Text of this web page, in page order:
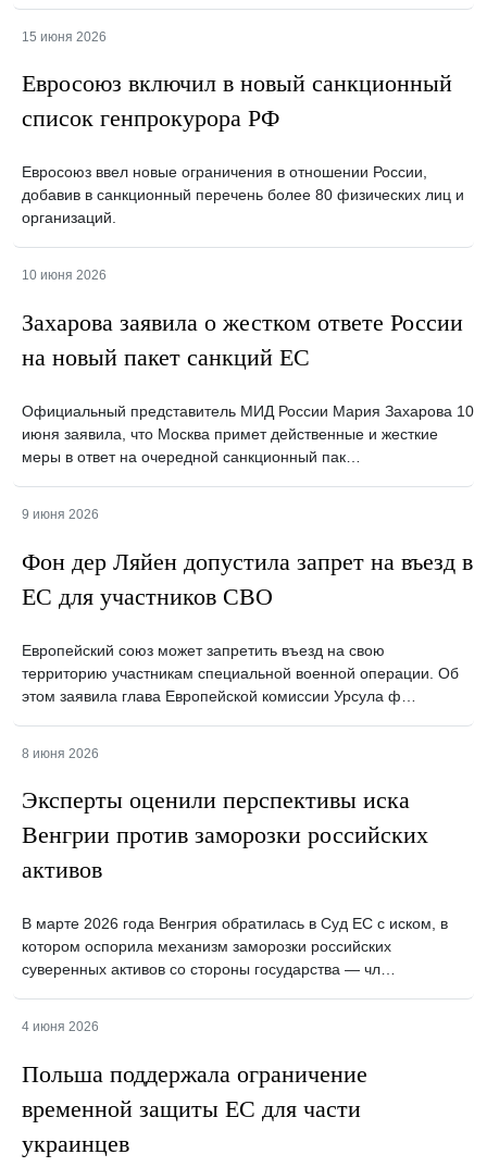
15 июня 2026
Евросоюз включил в новый санкционный
список генпрокурора РФ
Евросоюз ввел новые ограничения в отношении России,
добавив в санкционный перечень более 80 физических лиц и
организаций.
10 июня 2026
Захарова заявила о жестком ответе России
на новый пакет санкций ЕС
Официальный представитель МИД России Мария Захарова 10
июня заявила, что Москва примет действенные и жесткие
меры в ответ на очередной санкционный пак…
9 июня 2026
Фон дер Ляйен допустила запрет на въезд в
ЕС для участников СВО
Европейский союз может запретить въезд на свою
территорию участникам специальной военной операции. Об
этом заявила глава Европейской комиссии Урсула ф…
8 июня 2026
Эксперты оценили перспективы иска
Венгрии против заморозки российских
активов
В марте 2026 года Венгрия обратилась в Суд ЕС с иском, в
котором оспорила механизм заморозки российских
суверенных активов со стороны государства — чл…
4 июня 2026
Польша поддержала ограничение
временной защиты ЕС для части
украинцев